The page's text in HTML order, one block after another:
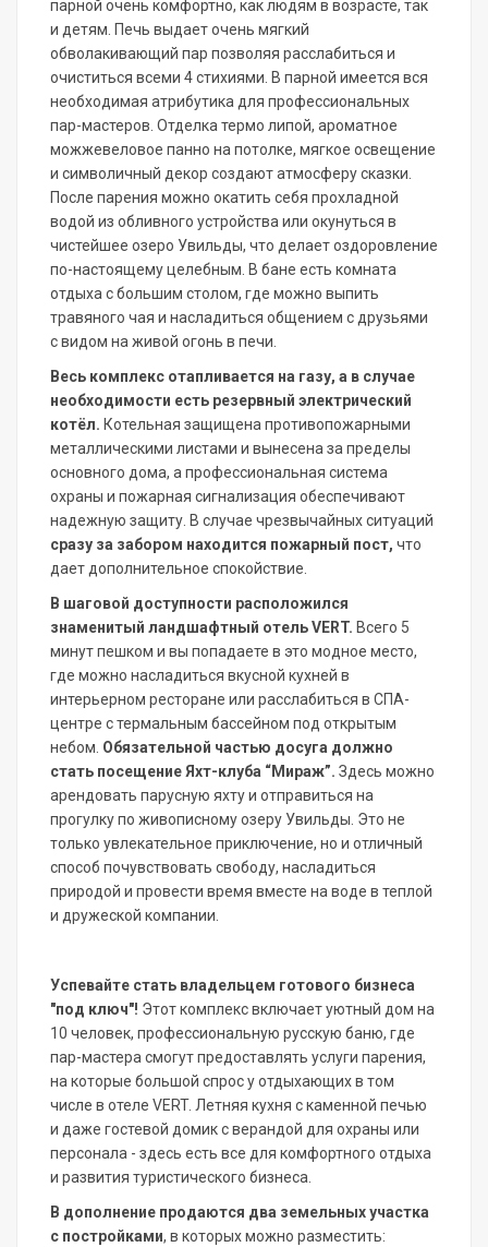
парной очень комфортно, как людям в возрасте, так
и детям. Печь выдает очень мягкий
обволакивающий пар позволяя расслабиться и
очиститься всеми 4 стихиями. В парной имеется вся
необходимая атрибутика для профессиональных
пар-мастеров. Отделка термо липой, ароматное
можжевеловое панно на потолке, мягкое освещение
и символичный декор создают атмосферу сказки.
После парения можно окатить себя прохладной
водой из обливного устройства или окунуться в
чистейшее озеро Увильды, что делает оздоровление
по-настоящему целебным. В бане есть комната
отдыха с большим столом, где можно выпить
травяного чая и насладиться общением с друзьями
с видом на живой огонь в печи.
Весь комплекс отапливается на газу, а в случае
необходимости есть резервный электрический
котёл. Котельная защищена противопожарными
металлическими листами и вынесена за пределы
основного дома, а профессиональная система
охраны и пожарная сигнализация обеспечивают
надежную защиту. В случае чрезвычайных ситуаций
сразу за забором находится пожарный пост, что
дает дополнительное спокойствие.
В шаговой доступности расположился
знаменитый ландшафтный отель VERT. Всего 5
минут пешком и вы попадаете в это модное место,
где можно насладиться вкусной кухней в
интерьерном ресторане или расслабиться в СПА-
центре с термальным бассейном под открытым
небом. Обязательной частью досуга должно
стать посещение Яхт-клуба “Мираж”. Здесь можно
арендовать парусную яхту и отправиться на
прогулку по живописному озеру Увильды. Это не
только увлекательное приключение, но и отличный
способ почувствовать свободу, насладиться
природой и провести время вместе на воде в теплой
и дружеской компании.
Успевайте стать владельцем готового бизнеса
"под ключ"! Этот комплекс включает уютный дом на
10 человек, профессиональную русскую баню, где
пар-мастера смогут предоставлять услуги парения,
на которые большой спрос у отдыхающих в том
числе в отеле VERT. Летняя кухня с каменной печью
и даже гостевой домик с верандой для охраны или
персонала - здесь есть все для комфортного отдыха
и развития туристического бизнеса.
В дополнение продаются два земельных участка
с постройками, в которых можно разместить: